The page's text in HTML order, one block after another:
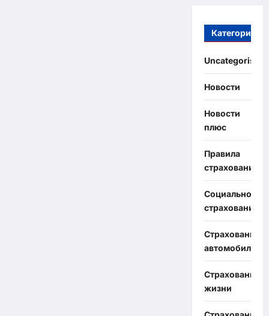
Категории
Uncategorised
Новости
Новости
плюс
Правила
страхования
Социальное
страхование
Страхование
автомобиля
Страхование
жизни